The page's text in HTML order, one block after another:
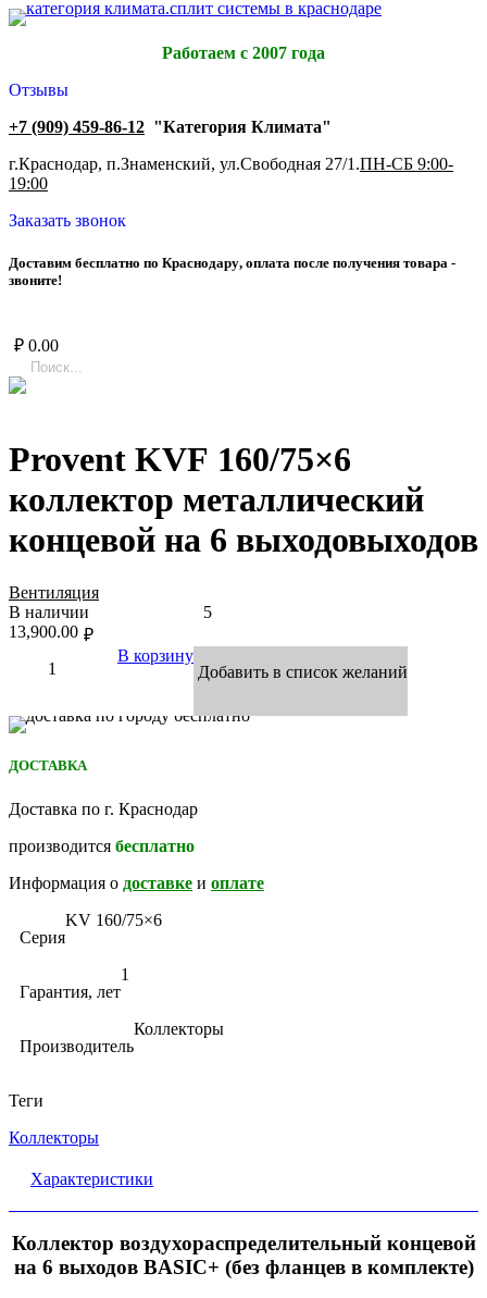
Работаем с 2007 года
Отзывы
+7 (909) 459-86-12 "Категория Климата"
г.Краснодар, п.Знаменский, ул.Свободная 27/1.ПН-СБ 9:00-
19:00
Заказать звонок
Доставим бесплатно по Краснодару, оплата после получения товара -
звоните!
₽ 0.00
Provent KVF 160/75×6
коллектор металлический
концевой на 6 выходовыходов
Вентиляция
В наличии
5
₽
13,900.00
В корзину
Добавить в список желаний
ДОСТАВКА
Доставка по г. Краснодар
производится бесплатно
Информация о доставке и оплате
Серия
KV 160/75×6
Гарантия, лет
1
Производитель
Коллекторы
Теги
Коллекторы
Характеристики
Коллектор воздухораспределительный концевой
на 6 выходов BASIC+ (без фланцев в комплекте)